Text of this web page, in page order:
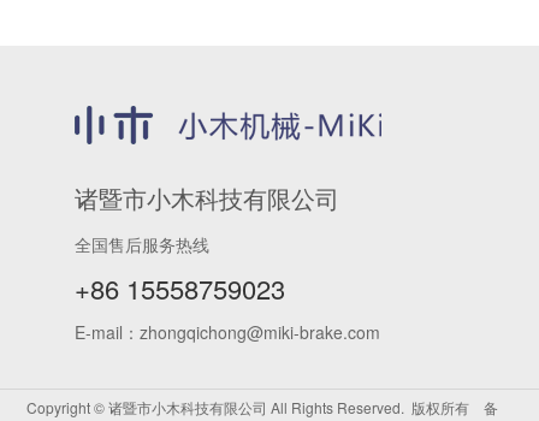
诸暨市小木科技有限公司
全国售后服务热线
+86 15558759023
E-mail：zhongqichong@miki-brake.com
Copyright © 诸暨市小木科技有限公司 All Rights Reserved. 版权所有 备